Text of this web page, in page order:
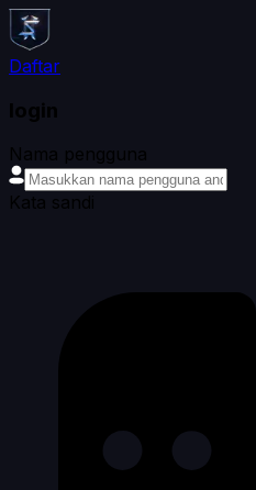
Daftar
login
Nama pengguna
Kata sandi